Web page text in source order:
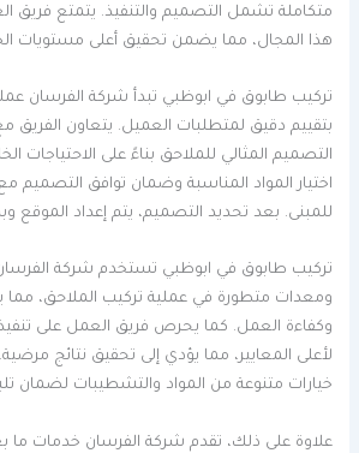
متكاملة تشمل التصميم والتنفيذ. يتمتع فريق
هذا المجال، مما يضمن تحقيق أعلى مستويات
تركيب طابوق في ابوظبي تبدأ شركة الفرسان
بتقييم دقيق لمتطلبات العميل. يتعاون الفريق
التصميم المثالي للملاحق بناءً على الاحتياجات
اختيار المواد المناسبة وضمان توافق التصميم
للمبنى. بعد تحديد التصميم، يتم إعداد الموقع
تركيب طابوق في ابوظبي تستخدم شركة
ومعدات متطورة في عملية تركيب الملاحق، مما
وكفاءة العمل. كما يحرص فريق العمل على
لأعلى المعايير، مما يؤدي إلى تحقيق نتائج
خيارات متنوعة من المواد والتشطيبات لضمان
علاوة على ذلك، تقدم شركة الفرسان خدمات ما